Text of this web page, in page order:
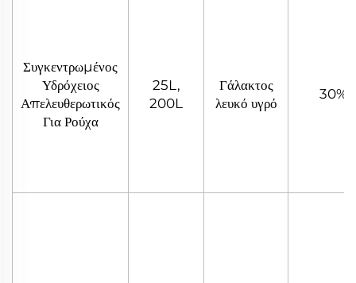
Συγκεντρωμένος
Υδρόχειος
Απελευθερωτικός
Για Ρούχα
25L,
200L
Γάλακτος
λευκό υγρό
30%